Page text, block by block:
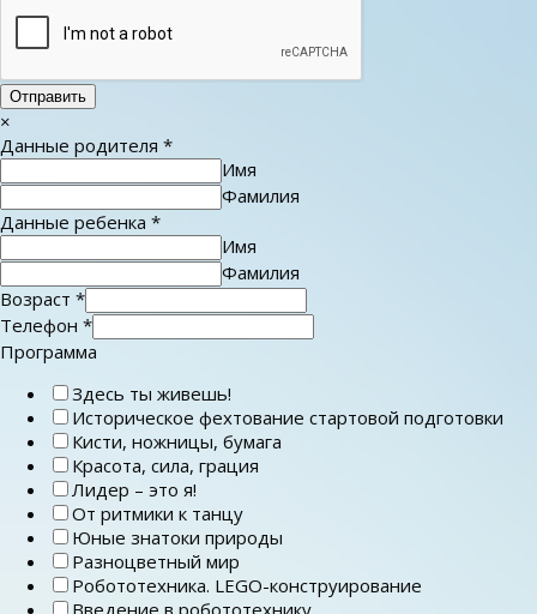
Отправить
×
Данные родителя *
Имя
Фамилия
Данные ребенка *
Имя
Фамилия
Возраст *
Телефон *
Программа
Здесь ты живешь!
Историческое фехтование стартовой подготовки
Кисти, ножницы, бумага
Красота, сила, грация
Лидер – это я!
От ритмики к танцу
Юные знатоки природы
Разноцветный мир
Робототехника. LEGO-конструирование
Введение в робототехнику